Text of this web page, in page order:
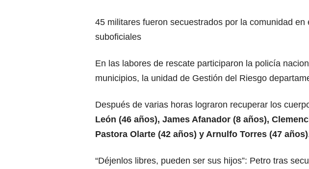
45 militares fueron secuestrados por la comunidad
suboficiales
En las labores de rescate participaron la policía
municipios, la unidad de Gestión del Riesgo
Después de varias horas lograron recuperar los
León (46 años), James Afanador (8 años),
Pastora Olarte (42 años) y Arnulfo Torres (47 años)
“Déjenlos libres, pueden ser sus hijos”: Petro tras